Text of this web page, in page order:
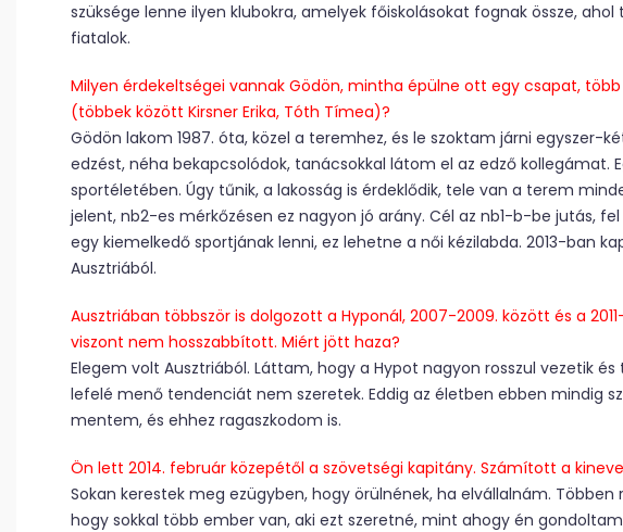
szüksége lenne ilyen klubokra, amelyek főiskolásokat fognak össze,
fiatalok.
Milyen érdekeltségei vannak Gödön, mintha épülne ott egy csapat,
(többek között Kirsner Erika, Tóth Tímea)?
Gödön lakom 1987. óta, közel a teremhez, és le szoktam járni egyszer-
edzést, néha bekapcsolódok, tanácsokkal látom el az edző kollegámat.
sportéletében. Úgy tűnik, a lakosság is érdeklődik, tele van a terem
jelent, nb2-es mérkőzésen ez nagyon jó arány. Cél az nb1-b-be jutás, fel
egy kiemelkedő sportjának lenni, ez lehetne a női kézilabda. 2013-ban
Ausztriából.
Ausztriában többször is dolgozott a Hyponál, 2007-2009. között és a
viszont nem hosszabbított. Miért jött haza?
Elegem volt Ausztriából. Láttam, hogy a Hypot nagyon rosszul vezetik
lefelé menő tendenciát nem szeretek. Eddig az életben ebben mindig
mentem, és ehhez ragaszkodom is.
Ön lett 2014. február közepétől a szövetségi kapitány. Számított a
Sokan kerestek meg ezügyben, hogy örülnének, ha elvállalnám.
hogy sokkal több ember van, aki ezt szeretné, mint ahogy én